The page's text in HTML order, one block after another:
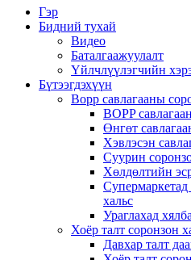
Гэр
Бидний тухай
Видео
Баталгаажуулалт
Үйлчлүүлэгчийн
Бүтээгдэхүүн
Bopp савлагааны
BOPP
Өнгөт
Хэвлэсэн
Суурин
Хөлдөлтийн
Супермаркетад
хальс
Ураглахад
Хоёр талт соронзон
Давхар талт